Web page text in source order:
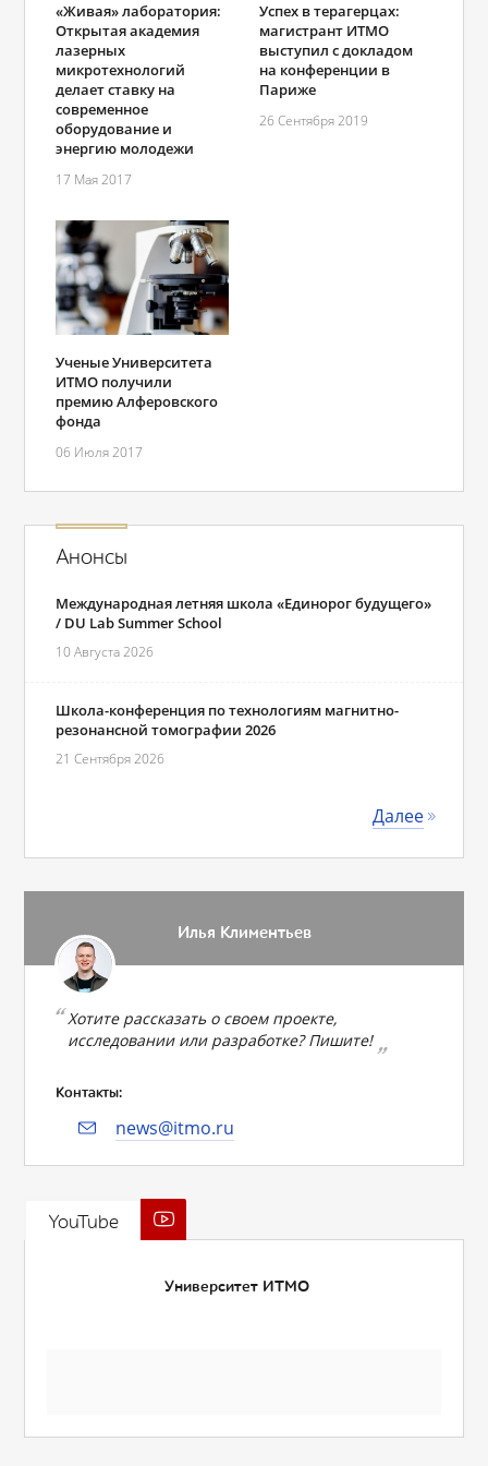
«Живая» лаборатория:
Открытая академия
лазерных
микротехнологий
делает ставку на
современное
оборудование и
энергию молодежи
17 Мая 2017
Успех в терагерцах:
магистрант ИТМО
выступил с докладом
на конференции в
Париже
26 Сентября 2019
Ученые Университета
ИТМО получили
премию Алферовского
фонда
06 Июля 2017
Анонсы
Международная летняя школа «Единорог будущего»
/ DU Lab Summer School
10 Августа 2026
Школа-конференция по технологиям магнитно-
резонансной томографии 2026
21 Сентября 2026
Далее
Илья Климентьев
Хотите рассказать о своем проекте,
исследовании или разработке? Пишите!
Контакты:
news@itmo.ru
YouTube
Университет ИТМО